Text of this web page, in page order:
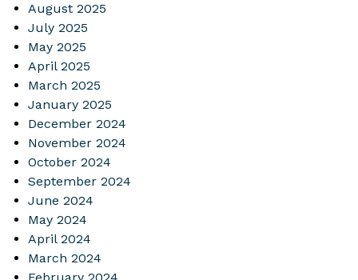
August 2025
July 2025
May 2025
April 2025
March 2025
January 2025
December 2024
November 2024
October 2024
September 2024
June 2024
May 2024
April 2024
March 2024